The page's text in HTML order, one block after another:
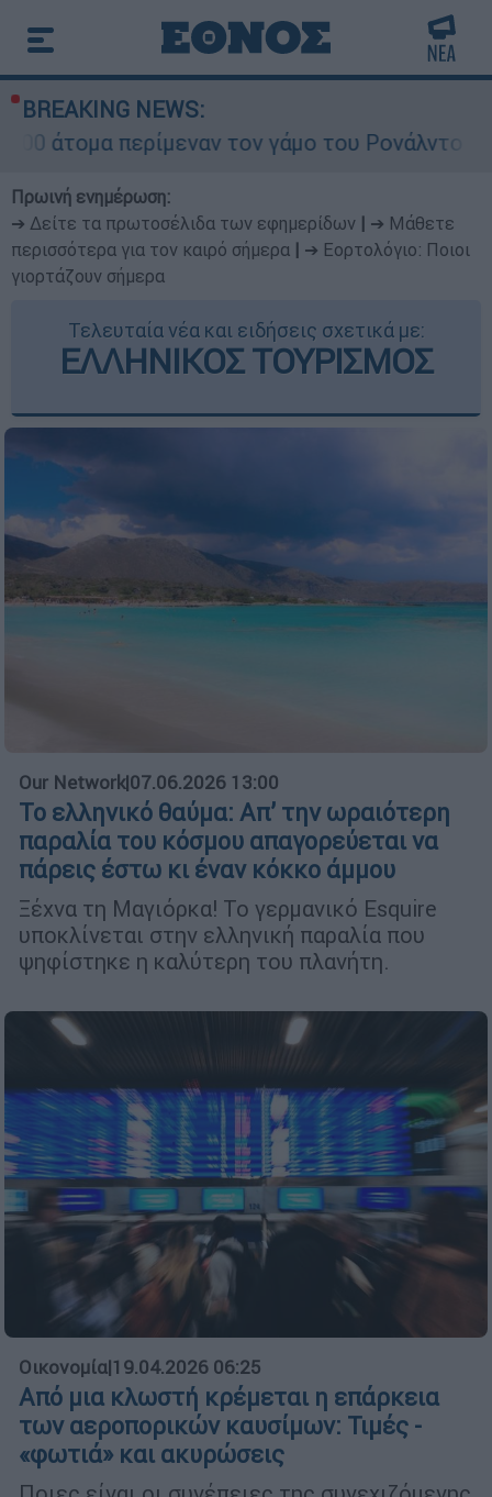
BREAKING NEWS:
τον γάμο του Ρονάλντο στη Μαδέρα
Πρωινή ενημέρωση:
➔ Δείτε τα πρωτοσέλιδα των εφημερίδων
➔ Μάθετε
περισσότερα για τον καιρό σήμερα
➔ Εορτολόγιο: Ποιοι
γιορτάζουν σήμερα
Τελευταία νέα και ειδήσεις σχετικά με:
ΕΛΛΗΝΙΚΟΣ ΤΟΥΡΙΣΜΟΣ
Our Network|07.06.2026 13:00
Το ελληνικό θαύμα: Απ’ την ωραιότερη
παραλία του κόσμου απαγορεύεται να
πάρεις έστω κι έναν κόκκο άμμου
Ξέχνα τη Μαγιόρκα! Το γερμανικό Esquire
υποκλίνεται στην ελληνική παραλία που
ψηφίστηκε η καλύτερη του πλανήτη.
Οικονομία|19.04.2026 06:25
Από μια κλωστή κρέμεται η επάρκεια
των αεροπορικών καυσίμων: Τιμές -
«φωτιά» και ακυρώσεις